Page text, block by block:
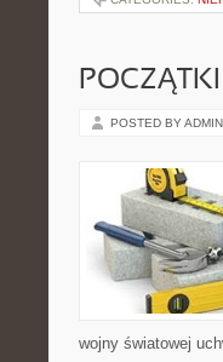
POSTED BY ADMIN
wojny światowej